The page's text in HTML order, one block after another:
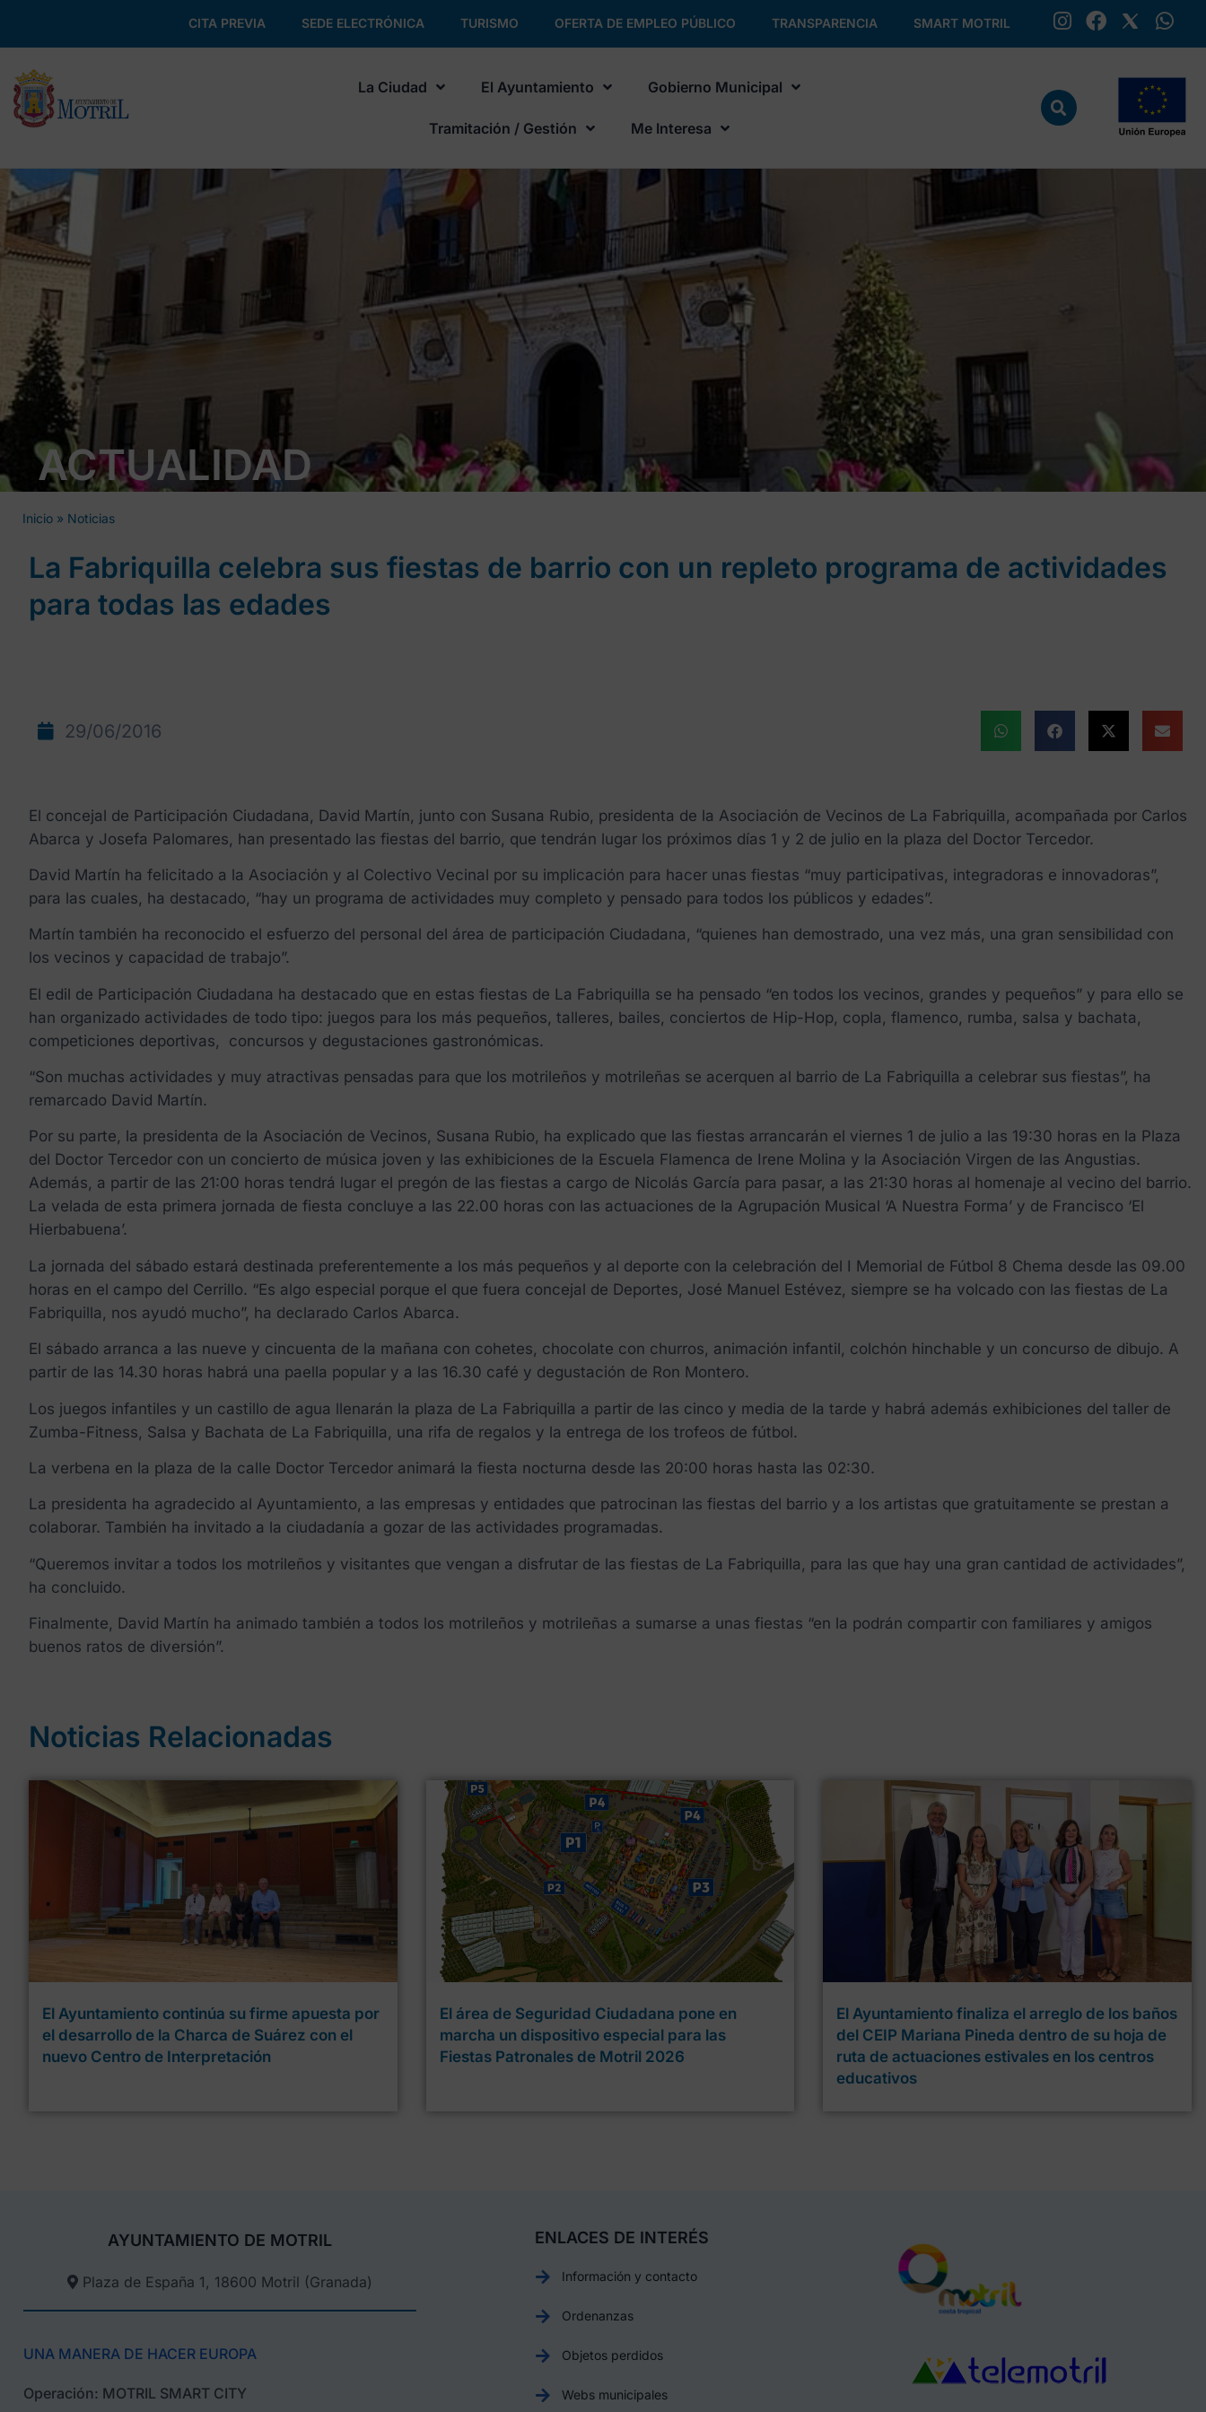
CITA PREVIA SEDE ELECTRÓNICA TURISMO OFERTA DE EMPLEO PÚBLICO TRANSPARENCIA SMART MOTRIL
La Ciudad El Ayuntamiento Gobierno Municipal
Tramitación / Gestión Me Interesa
ACTUALIDAD
Inicio » Noticias
La Fabriquilla celebra sus fiestas de barrio con un repleto programa de actividades
para todas las edades
29/06/2016
El concejal de Participación Ciudadana, David Martín, junto con Susana Rubio, presidenta de la Asociación de Vecinos de La Fabriquilla, acompañada por Carlos
Abarca y Josefa Palomares, han presentado las fiestas del barrio, que tendrán lugar los próximos días 1 y 2 de julio en la plaza del Doctor Tercedor.
David Martín ha felicitado a la Asociación y al Colectivo Vecinal por su implicación para hacer unas fiestas “muy participativas, integradoras e innovadoras”,
para las cuales, ha destacado, “hay un programa de actividades muy completo y pensado para todos los públicos y edades”.
Martín también ha reconocido el esfuerzo del personal del área de participación Ciudadana, “quienes han demostrado, una vez más, una gran sensibilidad con
los vecinos y capacidad de trabajo”.
El edil de Participación Ciudadana ha destacado que en estas fiestas de La Fabriquilla se ha pensado “en todos los vecinos, grandes y pequeños” y para ello se
han organizado actividades de todo tipo: juegos para los más pequeños, talleres, bailes, conciertos de Hip-Hop, copla, flamenco, rumba, salsa y bachata,
competiciones deportivas, concursos y degustaciones gastronómicas.
“Son muchas actividades y muy atractivas pensadas para que los motrileños y motrileñas se acerquen al barrio de La Fabriquilla a celebrar sus fiestas”, ha
remarcado David Martín.
Por su parte, la presidenta de la Asociación de Vecinos, Susana Rubio, ha explicado que las fiestas arrancarán el viernes 1 de julio a las 19:30 horas en la Plaza
del Doctor Tercedor con un concierto de música joven y las exhibiciones de la Escuela Flamenca de Irene Molina y la Asociación Virgen de las Angustias.
Además, a partir de las 21:00 horas tendrá lugar el pregón de las fiestas a cargo de Nicolás García para pasar, a las 21:30 horas al homenaje al vecino del barrio.
La velada de esta primera jornada de fiesta concluye a las 22.00 horas con las actuaciones de la Agrupación Musical ‘A Nuestra Forma’ y de Francisco ‘El
Hierbabuena’.
La jornada del sábado estará destinada preferentemente a los más pequeños y al deporte con la celebración del I Memorial de Fútbol 8 Chema desde las 09.00
horas en el campo del Cerrillo. “Es algo especial porque el que fuera concejal de Deportes, José Manuel Estévez, siempre se ha volcado con las fiestas de La
Fabriquilla, nos ayudó mucho”, ha declarado Carlos Abarca.
El sábado arranca a las nueve y cincuenta de la mañana con cohetes, chocolate con churros, animación infantil, colchón hinchable y un concurso de dibujo. A
partir de las 14.30 horas habrá una paella popular y a las 16.30 café y degustación de Ron Montero.
Los juegos infantiles y un castillo de agua llenarán la plaza de La Fabriquilla a partir de las cinco y media de la tarde y habrá además exhibiciones del taller de
Zumba-Fitness, Salsa y Bachata de La Fabriquilla, una rifa de regalos y la entrega de los trofeos de fútbol.
La verbena en la plaza de la calle Doctor Tercedor animará la fiesta nocturna desde las 20:00 horas hasta las 02:30.
La presidenta ha agradecido al Ayuntamiento, a las empresas y entidades que patrocinan las fiestas del barrio y a los artistas que gratuitamente se prestan a
colaborar. También ha invitado a la ciudadanía a gozar de las actividades programadas.
“Queremos invitar a todos los motrileños y visitantes que vengan a disfrutar de las fiestas de La Fabriquilla, para las que hay una gran cantidad de actividades”,
ha concluido.
Finalmente, David Martín ha animado también a todos los motrileños y motrileñas a sumarse a unas fiestas “en la podrán compartir con familiares y amigos
buenos ratos de diversión”.
Noticias Relacionadas
El Ayuntamiento continúa su firme apuesta por
el desarrollo de la Charca de Suárez con el
nuevo Centro de Interpretación
El área de Seguridad Ciudadana pone en
marcha un dispositivo especial para las
Fiestas Patronales de Motril 2026
El Ayuntamiento finaliza el arreglo de los baños
del CEIP Mariana Pineda dentro de su hoja de
ruta de actuaciones estivales en los centros
educativos
AYUNTAMIENTO DE MOTRIL
Plaza de España 1, 18600 Motril (Granada)​
UNA MANERA DE HACER EUROPA
Operación: MOTRIL SMART CITY
ENLACES DE INTERÉS
Información y contacto
Ordenanzas
Objetos perdidos
Webs municipales